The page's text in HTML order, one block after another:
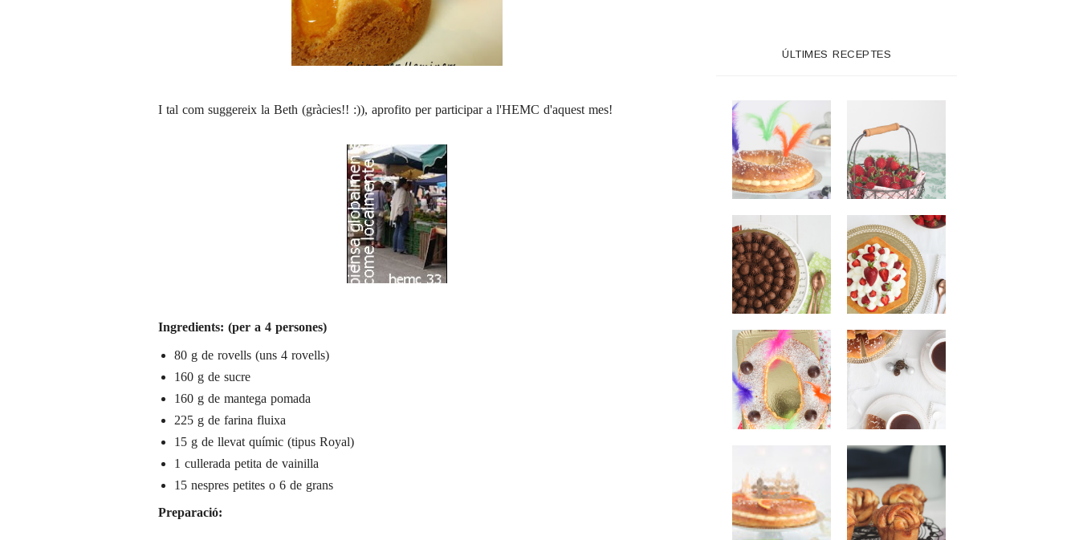
I tal com suggereix la Beth (gràcies!! :)), aprofito per participar a l'HEMC d'aquest mes!
Ingredients: (per a 4 persones)
80 g de rovells (uns 4 rovells)
160 g de sucre
160 g de mantega pomada
225 g de farina fluixa
15 g de llevat químic (tipus Royal)
1 cullerada petita de vainilla
15 nespres petites o 6 de grans
Preparació:
ÚLTIMES RECEPTES